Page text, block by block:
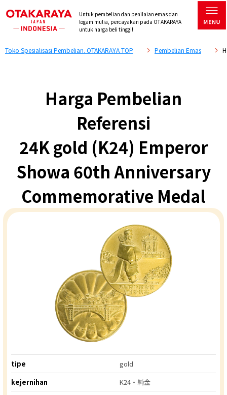
Untuk pembelian dan penilaian emas dan
logam mulia, percayakan pada OTAKARAYA
untuk harga beli tinggi!
Toko Spesialisasi Pembelian. OTAKARAYA TOP Pembelian Emas
Harga Pembelian
Referensi
24K gold (K24) Emperor
Showa 60th Anniversary
Commemorative Medal
tipe
gold
kejernihan
K24・純金